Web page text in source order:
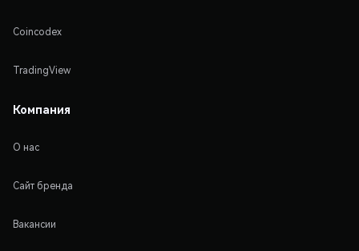
Coincodex
TradingView
Компания
О нас
Сайт бренда
Вакансии